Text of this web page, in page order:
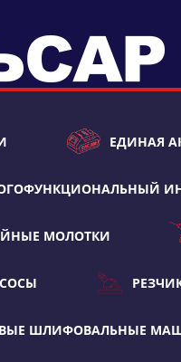
ЕДИНАЯ
МОЛОТКИ
ШЛИФОВАЛЬНЫЕ